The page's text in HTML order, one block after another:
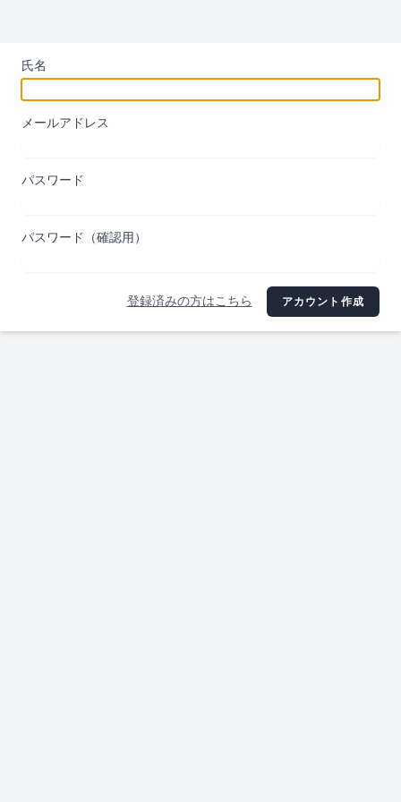
氏名
メールアドレス
パスワード
パスワード（確認用）
登録済みの方はこちら アカウント作成